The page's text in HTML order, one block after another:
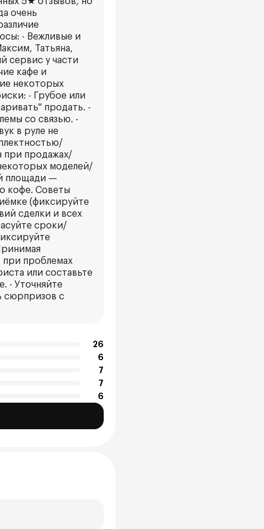
очень
- Вежливые и
Татьяна,
сервис у части
кафе и
некоторых
- Грубое или
продать. -
со связью. -
в руле не
при продажах/
моделей/
площади —
кофе. Советы
(фиксируйте
сделки и всех
сроки/
при проблемах
или составьте
- Уточняйте
сюрпризов с
26
6
7
7
6